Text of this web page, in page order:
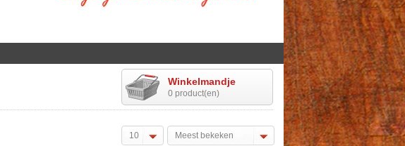
Winkelmandje
0 product(en)
10 Meest bekeken